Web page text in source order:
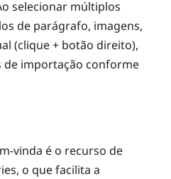
selecionar múltiplos
de parágrafo, imagens,
(clique + botão direito),
de importação conforme
vinda é o recurso de
o que facilita a